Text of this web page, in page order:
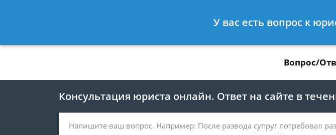
8 812 467-39-37
Вопрос/
Консультация юриста онлайн. Ответ на сайте в
У вас есть вопрос к